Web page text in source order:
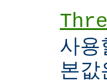
사용
본값